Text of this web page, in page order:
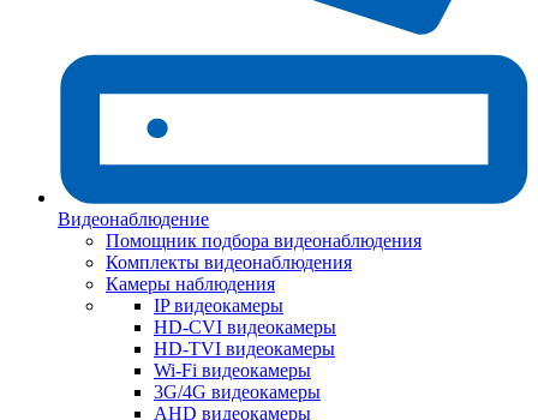
Видеонаблюдение
Помощник подбора видеонаблюдения
Комплекты видеонаблюдения
Камеры наблюдения
IP видеокамеры
HD-CVI видеокамеры
HD-TVI видеокамеры
Wi-Fi видеокамеры
3G/4G видеокамеры
AHD видеокамеры